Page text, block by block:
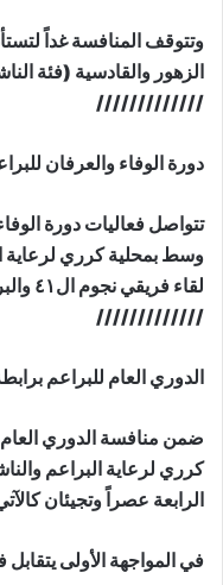
وتتوقف المنافسة غداً
الزهور والقادسية (فئة
/////////////
دورة الوفاء والعرفان
تتواصل فعاليات دورة
وسط بمحلية كرري لرعاية
لقاء فريقي نجوم ال٤١ والبرنس بملعب الرابطة عند الرابعة عصراً.
/////////////
الدوري العام للبراعم
ضمن منافسة الدوري العام
كرري لرعاية البراعم
الرابعة عصراً وتجيئان
في المواجهة الأولى يتقابل